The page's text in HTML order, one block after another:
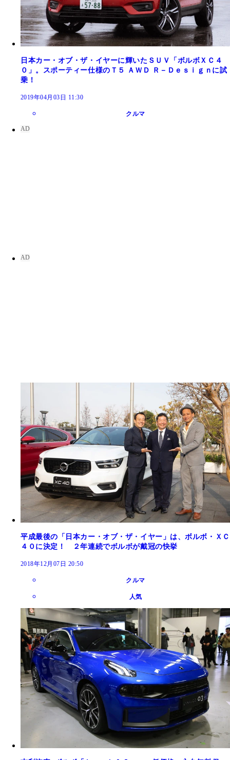
日本カー・オブ・ザ・イヤーに輝いたＳＵＶ「ボルボＸＣ４
０」。スポーティー仕様のＴ５ ＡＷＤ Ｒ－Ｄｅｓｉｇｎに試
乗！
2019年04月03日 11:30
クルマ
平成最後の「日本カー・オブ・ザ・イヤー」は、ボルボ・ＸＣ
４０に決定！ ２年連続でボルボが戴冠の快挙
2018年12月07日 20:50
クルマ
人気